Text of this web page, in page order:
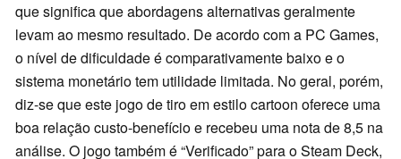
que significa que abordagens alternativas geralmente
levam ao mesmo resultado. De acordo com a PC Games,
o nível de dificuldade é comparativamente baixo e o
sistema monetário tem utilidade limitada. No geral, porém,
diz-se que este jogo de tiro em estilo cartoon oferece uma
boa relação custo-benefício e recebeu uma nota de 8,5 na
análise. O jogo também é “Verificado” para o Steam Deck,